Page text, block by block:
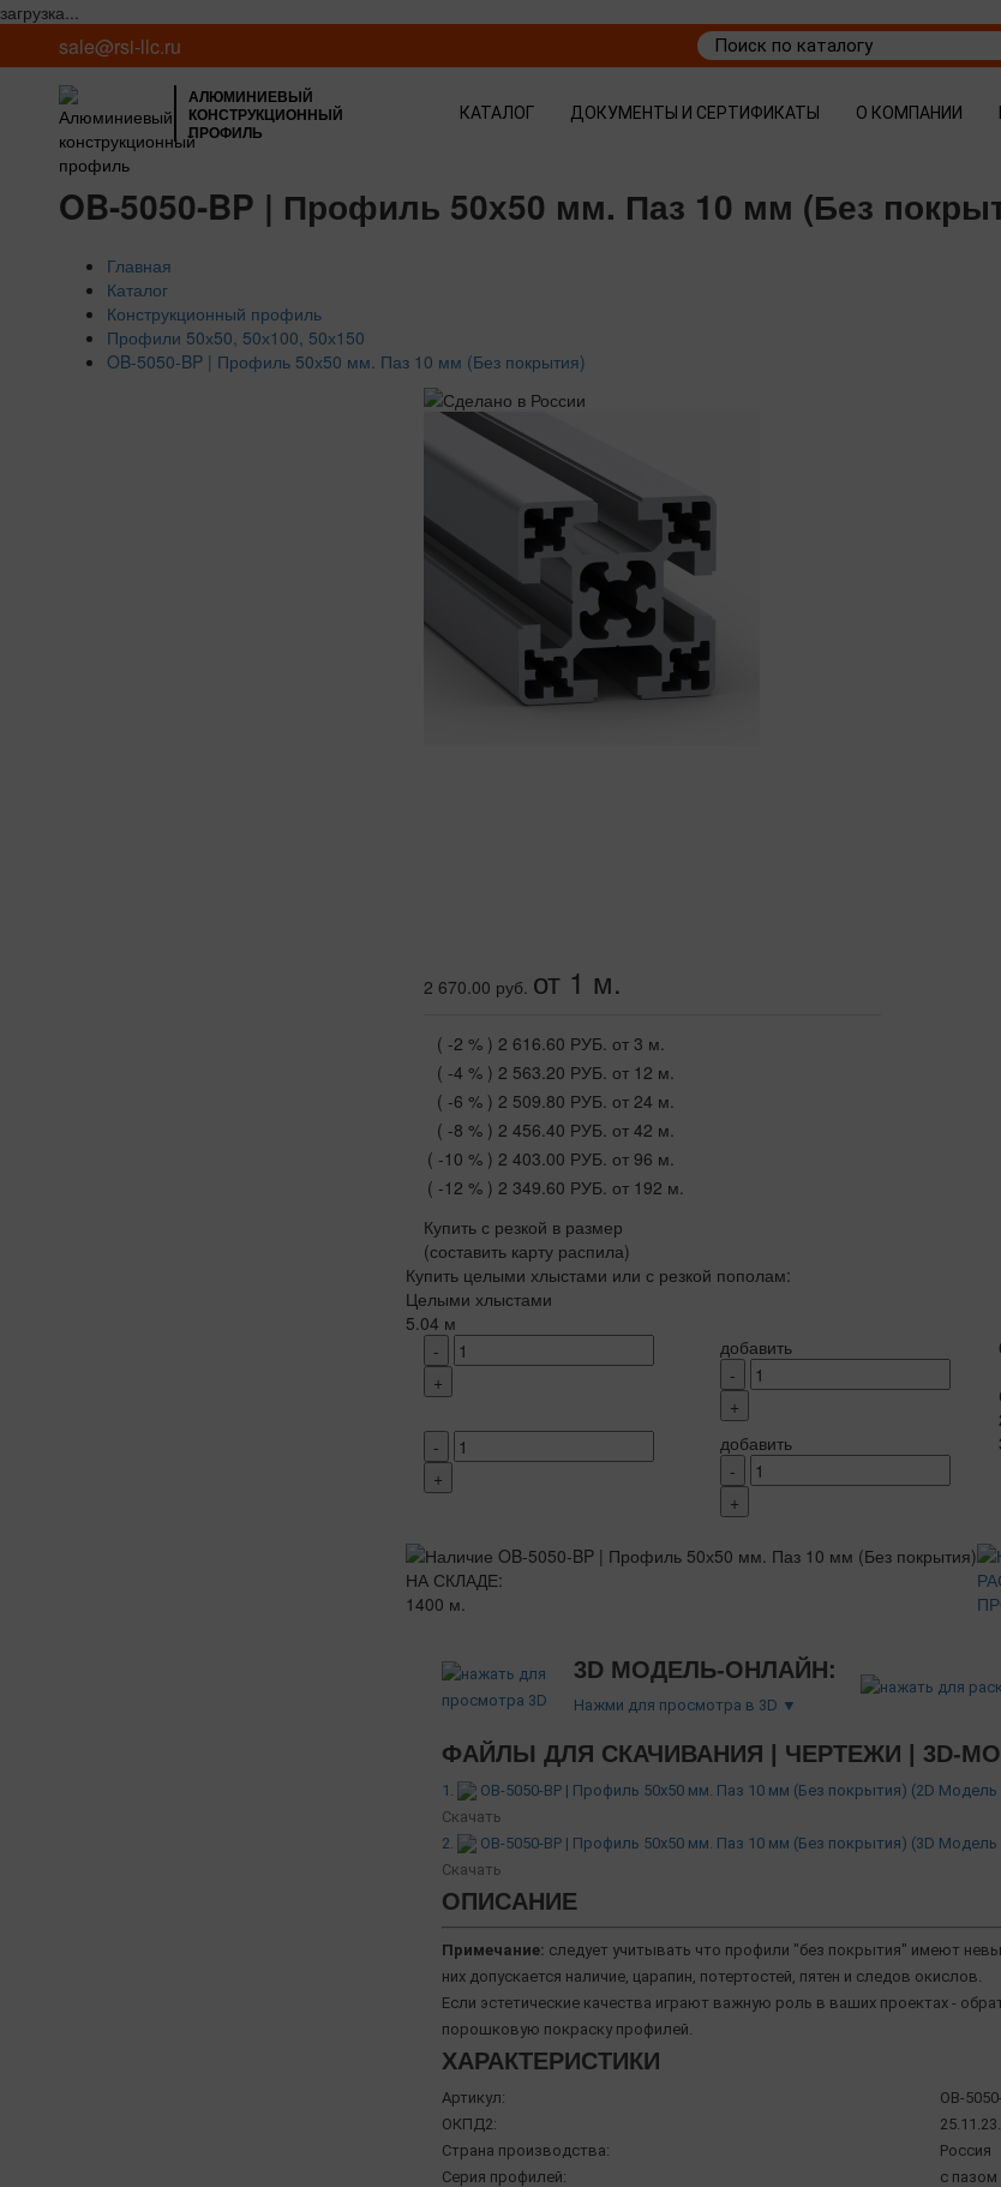
загрузка...
sale@rsi-llc.ru
АЛЮМИНИЕВЫЙ
КОНСТРУКЦИОННЫЙ
ПРОФИЛЬ
КАТАЛОГ ДОКУМЕНТЫ И СЕРТИФИКАТЫ О КОМПАНИИ
OB-5050-BP | Профиль 50х50 мм. Паз 10 мм (Без
Главная
Каталог
Конструкционный профиль
Профили 50х50, 50х100, 50х150
OB-5050-BP | Профиль 50х50 мм. Паз 10 мм (Без покрытия)
2 670.00 руб. от 1 м.
( -2 % ) 2 616.60 РУБ. от 3 м.
( -4 % ) 2 563.20 РУБ. от 12 м.
( -6 % ) 2 509.80 РУБ. от 24 м.
( -8 % ) 2 456.40 РУБ. от 42 м.
( -10 % ) 2 403.00 РУБ. от 96 м.
( -12 % ) 2 349.60 РУБ. от 192 м.
Купить с резкой в размер
(составить карту распила)
Купить целыми хлыстами или с резкой пополам:
Целыми хлыстами
5.04 м
-
+
добавить
-
+
-
+
добавить
-
+
НА СКЛАДЕ:
1400 м.
3D МОДЕЛЬ-ОНЛАЙН:
Нажми для просмотра в 3D ▼
ФАЙЛЫ ДЛЯ СКАЧИВАНИЯ | ЧЕРТЕЖИ | 3D-
1.
OB-5050-BP | Профиль 50х50 мм. Паз 10 мм (Без покрытия) (2D
Скачать
2.
OB-5050-BP | Профиль 50х50 мм. Паз 10 мм (Без покрытия) (3D
Скачать
ОПИСАНИЕ
Примечание: следует учитывать что профили "без покрытия" имеют
них допускается наличие, царапин, потертостей, пятен и следов окислов.
Если эстетические качества играют важную роль в ваших проектах -
порошковую покраску профилей.
ХАРАКТЕРИСТИКИ
Артикул:
OB-
ОКПД2:
Страна производства:
Россия
Серия профилей:
с пазом